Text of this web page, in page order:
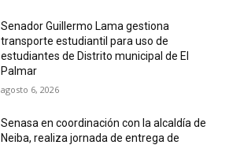
Senador Guillermo Lama gestiona
transporte estudiantil para uso de
estudiantes de Distrito municipal de El
Palmar
agosto 6, 2026
Senasa en coordinación con la alcaldía de
Neiba, realiza jornada de entrega de